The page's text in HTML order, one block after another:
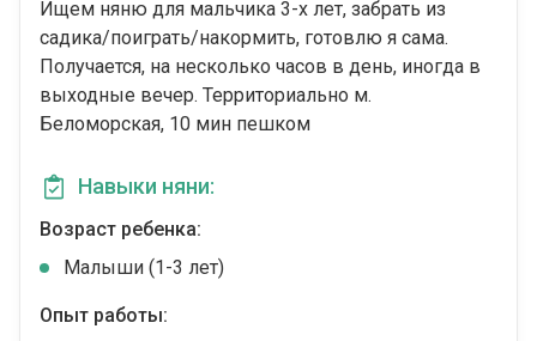
Ищем няню для мальчика 3-х лет, забрать из
садика/поиграть/накормить, готовлю я сама.
Получается, на несколько часов в день, иногда в
выходные вечер. Территориально м.
Беломорская, 10 мин пешком
Навыки няни:
Возраст ребенка:
Малыши (1-3 лет)
Опыт работы: